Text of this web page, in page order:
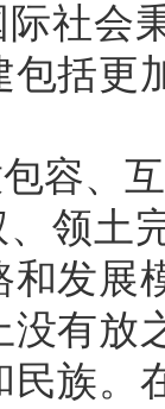
社会
包括更
容、
领土
和发展
没有放
民族。